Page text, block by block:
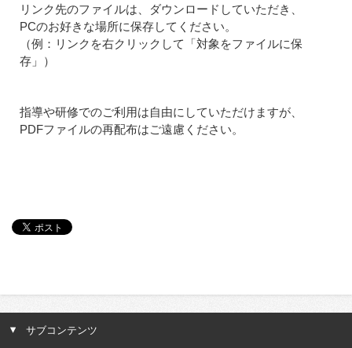
リンク先のファイルは、ダウンロードしていただき、
PCのお好きな場所に保存してください。
（例：リンクを右クリックして「対象をファイルに保
存」）
指導や研修でのご利用は自由にしていただけますが、
PDFファイルの再配布はご遠慮ください。
サブコンテンツ